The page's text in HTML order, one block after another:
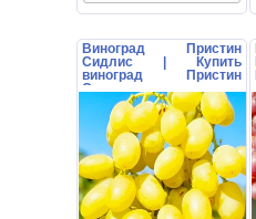
Виноград Пристин
Сидлис | Купить
виноград Пристин
Сидлис